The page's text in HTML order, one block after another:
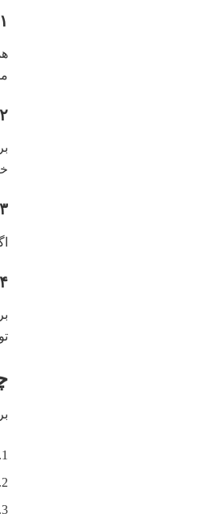
۱. نوسان شدید قیمت
۲. کارمزد و مالیات
۳. وابستگی به دلار و سیاست‌ های کلان
۴. نبود سود نقدی منظم